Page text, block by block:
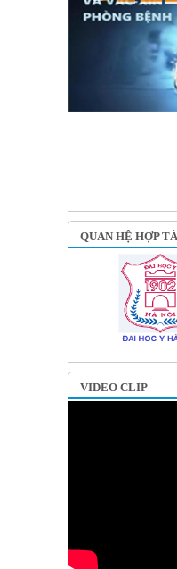
QUAN HỆ HỢP
VIDEO CLIP